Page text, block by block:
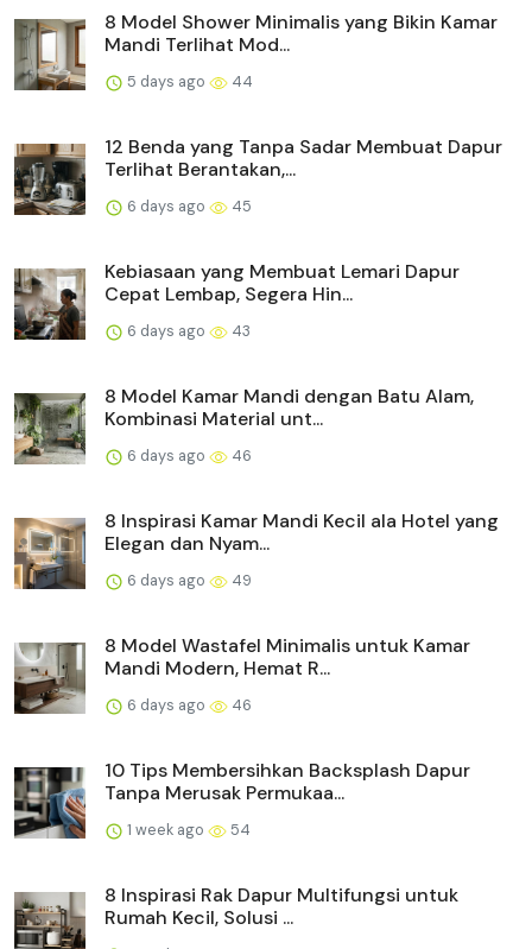
8 Model Shower Minimalis yang Bikin Kamar
Mandi Terlihat Mod...
5 days ago 44
12 Benda yang Tanpa Sadar Membuat Dapur
Terlihat Berantakan,...
6 days ago 45
Kebiasaan yang Membuat Lemari Dapur
Cepat Lembap, Segera Hin...
6 days ago 43
8 Model Kamar Mandi dengan Batu Alam,
Kombinasi Material unt...
6 days ago 46
8 Inspirasi Kamar Mandi Kecil ala Hotel yang
Elegan dan Nyam...
6 days ago 49
8 Model Wastafel Minimalis untuk Kamar
Mandi Modern, Hemat R...
6 days ago 46
10 Tips Membersihkan Backsplash Dapur
Tanpa Merusak Permukaa...
1 week ago 54
8 Inspirasi Rak Dapur Multifungsi untuk
Rumah Kecil, Solusi ...